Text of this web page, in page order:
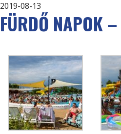
2019-08-13
FÜRDŐ NAPOK